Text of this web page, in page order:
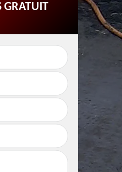
Travaux d'isolation 86
Vienne
GRATUIT